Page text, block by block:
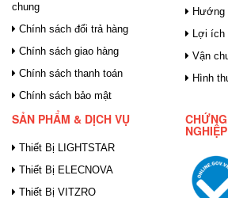
chung
Chính sách đổi trả hàng
Chính sách giao hàng
Chính sách thanh toán
Chính sách bảo mật
Hướng
Lợi ích
Vận
Hình
SẢN PHẨM & DỊCH VỤ
Thiết Bị LIGHTSTAR
Thiết Bị ELECNOVA
Thiết Bị VITZRO
NGHIỆP